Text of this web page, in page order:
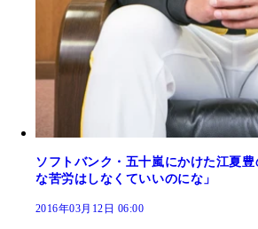
ソフトバンク・五十嵐にかけた江夏
な苦労はしなくていいのにな」
2016年03月12日 06:00